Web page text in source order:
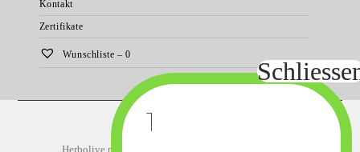
Kontakt
Zertifikate
Wunschliste –0
Herbolive natürliche Körperpflege